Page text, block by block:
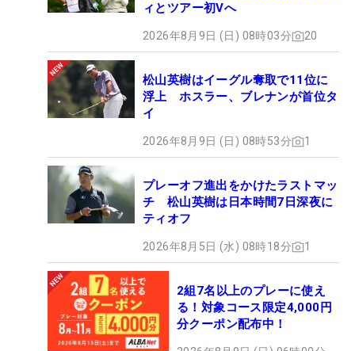
ィとツアー初Vへ
2026年8月9日 (日) 08時03分 20
松山英樹はイーグル奪取で11位に
浮上 ホスラー、ブレナンが首位タ
イ
2026年8月9日 (日) 08時53分 1
プレーオフ進出をかけたラストマッ
チ 松山英樹は日本時間7日深夜に
ティオフ
2026年8月5日 (水) 08時18分 1
2組7名以上のプレーに使え
る！対象コース限定4,000円
分クーポン配布中！